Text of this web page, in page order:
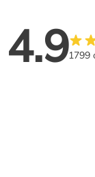
4.91799